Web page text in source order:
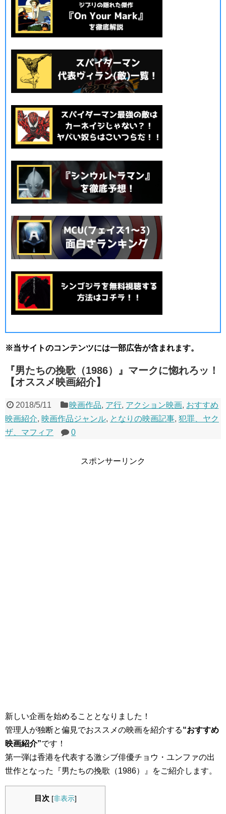
※当サイトのコンテンツには一部広告が含まれます。
『男たちの挽歌（1986）』マークに惚れろッ！
【オススメ映画紹介】
2018/5/11 映画作品, ア行, アクション映画, おすすめ
映画紹介, 映画作品ジャンル, となりの映画記事, 犯罪、ヤク
ザ、マフィア
0
スポンサーリンク
新しい企画を始めることとなりました！
管理人が独断と偏見でおススメの映画を紹介する“おすすめ
映画紹介”です！
第一弾は香港を代表する激シブ俳優チョウ・ユンファの出
世作となった『男たちの挽歌（1986）』をご紹介します。
目次 [非表示]